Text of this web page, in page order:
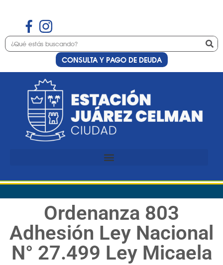
CONSULTA Y PAGO DE DEUDA
Ordenanza 803
Adhesión Ley Nacional
N° 27.499 Ley Micaela